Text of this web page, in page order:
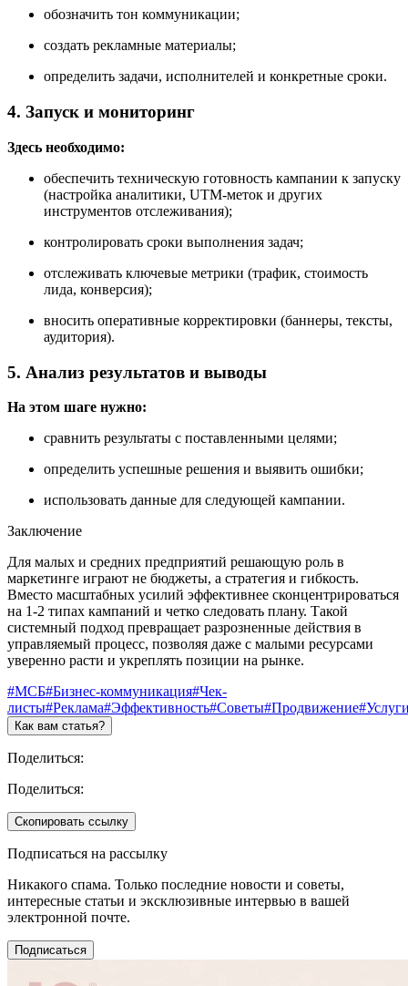
обозначить тон коммуникации;
создать рекламные материалы;
определить задачи, исполнителей и конкретные сроки.
4. Запуск и мониторинг
Здесь необходимо:
обеспечить техническую готовность кампании к запуску
(настройка аналитики, UTM-меток и других
инструментов отслеживания);
контролировать сроки выполнения задач;
отслеживать ключевые метрики (трафик, стоимость
лида, конверсия);
вносить оперативные корректировки (баннеры, тексты,
аудитория).
5. Анализ результатов и выводы
На этом шаге нужно:
сравнить результаты с поставленными целями;
определить успешные решения и выявить ошибки;
использовать данные для следующей кампании.
Заключение
Для малых и средних предприятий решающую роль в
маркетинге играют не бюджеты, а стратегия и гибкость.
Вместо масштабных усилий эффективнее сконцентрироваться
на 1-2 типах кампаний и четко следовать плану. Такой
системный подход превращает разрозненные действия в
управляемый процесс, позволяя даже с малыми ресурсами
уверенно расти и укреплять позиции на рынке.
#МСБ#Бизнес-коммуникация#Чек-
листы#Реклама#Эффективность#Советы#Продвижение
Как вам статья?
Поделиться:
Поделиться:
Скопировать ссылку
Подписаться на рассылку
Никакого спама. Только последние новости и советы,
интересные статьи и эксклюзивные интервью в вашей
электронной почте.
Подписаться